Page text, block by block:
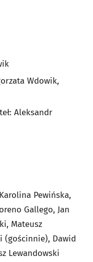
Wdowik,
Aleksandr
Pewińska,
Gallego, Jan
Mateusz
(gościnnie), Dawid
Lewandowski